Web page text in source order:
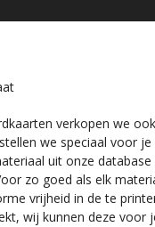
verkopen we ook
we speciaal voor
uit onze
zo goed als elk
vrijheid in de te
wij kunnen deze voor